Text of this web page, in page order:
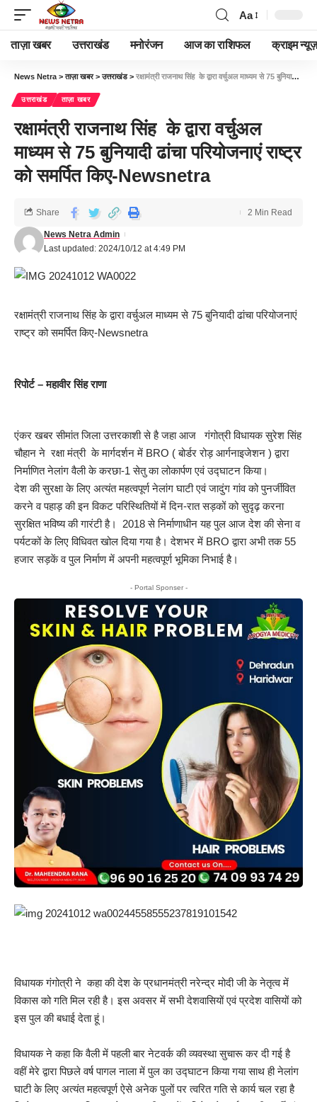
Aa
ताज़ा खबर उत्तराखंड मनोरंजन आज का राशिफल क्राइम न्यूज़
News Netra >ताज़ा खबर>उत्तराखंड> रक्षामंत्री राजनाथ सिंह के द्वारा वर्चुअल माध्यम से 75 बुनियादी ढांचा परियोजनाएं राष्ट्र को समर्पित किए-Newsnetra
उत्तराखंड ताज़ा खबर
रक्षामंत्री राजनाथ सिंह के द्वारा वर्चुअल
माध्यम से 75 बुनियादी ढांचा परियोजनाएं राष्ट्र
को समर्पित किए-Newsnetra
Last updated: 2024/10/12 at 4:49 PM
News Netra Admin
Share 2 Min Read
रक्षामंत्री राजनाथ सिंह के द्वारा वर्चुअल माध्यम से 75 बुनियादी ढांचा परियोजनाएं
राष्ट्र को समर्पित किए-Newsnetra
रिपोर्ट – महावीर सिंह राणा
एंकर खबर सीमांत जिला उत्तरकाशी से है जहा आज गंगोत्री विधायक सुरेश सिंह
चौहान ने रक्षा मंत्री के मार्गदर्शन में BRO ( बोर्डर रोड़ आर्गनाइजेशन ) द्वारा
निर्माणित नेलांग वैली के करछा-1 सेतु का लोकार्पण एवं उद्घाटन किया।
देश की सुरक्षा के लिए अत्यंत महत्वपूर्ण नेलांग घाटी एवं जादुंग गांव को पुनर्जीवित
करने व पहाड़ की इन विकट परिस्थितियों में दिन-रात सड़कों को सुदृढ़ करना
सुरक्षित भविष्य की गारंटी है। 2018 से निर्माणाधीन यह पुल आज देश की सेना व
पर्यटकों के लिए विधिवत खोल दिया गया है। देशभर में BRO द्वारा अभी तक 55
हजार सड़कें व पुल निर्माण में अपनी महत्वपूर्ण भूमिका निभाई है।
- Portal Sponser -
विधायक गंगोत्री ने कहा की देश के प्रधानमंत्री नरेन्द्र मोदी जी के नेतृत्व में
विकास को गति मिल रही है। इस अवसर में सभी देशवासियों एवं प्रदेश वासियों को
इस पुल की बधाई देता हूं।
विधायक ने कहा कि वैली में पहली बार नेटवर्क की व्यवस्था सुचारू कर दी गई है
वहीं मेरे द्वारा पिछले वर्ष पागल नाला में पुल का उद्घाटन किया गया साथ ही नेलांग
घाटी के लिए अत्यंत महत्वपूर्ण ऐसे अनेक पुलों पर त्वरित गति से कार्य चल रहा है